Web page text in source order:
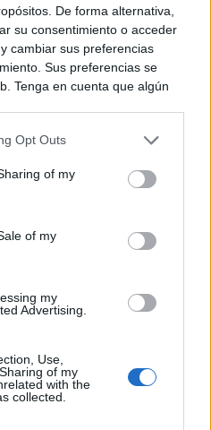
De forma alternativa,
su consentimiento o acceder
cambiar sus preferencias
Sus preferencias se
Tenga en cuenta que algún
cambiar sus preferencias
el botón "Privacidad" en la
uses one or more Google
information including but
behaviour. You may click to
purposes in below Google
Opt Outs
of my
of my
my
Advertising.
Use,
of my
with the
collected.
homenajear a
26 de julio?
📝 Detalles
Regalo nostálgico y
Un paseo o comida en
su restaurante favorito